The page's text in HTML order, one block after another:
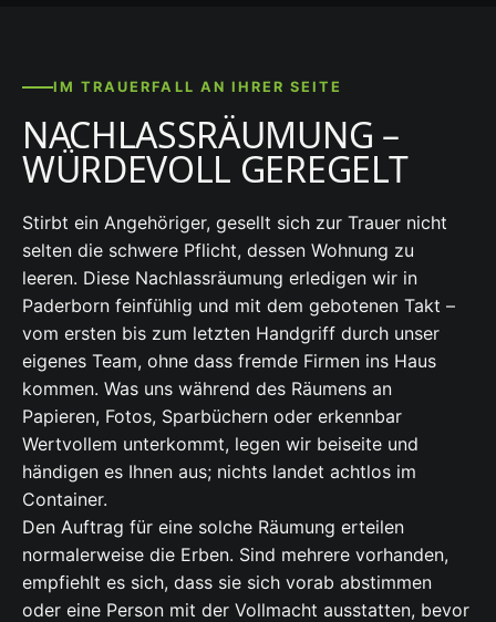
IM TRAUERFALL AN IHRER SEITE
NACHLASSRÄUMUNG –
WÜRDEVOLL GEREGELT
Stirbt ein Angehöriger, gesellt sich zur Trauer nicht
selten die schwere Pflicht, dessen Wohnung zu
leeren. Diese Nachlassräumung erledigen wir in
Paderborn feinfühlig und mit dem gebotenen Takt –
vom ersten bis zum letzten Handgriff durch unser
eigenes Team, ohne dass fremde Firmen ins Haus
kommen. Was uns während des Räumens an
Papieren, Fotos, Sparbüchern oder erkennbar
Wertvollem unterkommt, legen wir beiseite und
händigen es Ihnen aus; nichts landet achtlos im
Container.
Den Auftrag für eine solche Räumung erteilen
normalerweise die Erben. Sind mehrere vorhanden,
empfiehlt es sich, dass sie sich vorab abstimmen
oder eine Person mit der Vollmacht ausstatten, bevor